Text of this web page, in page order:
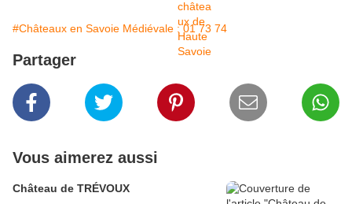
#Châteaux en Savoie Médiévale : 01 73 74
Partager
Vous aimerez aussi
Château de TRÉVOUX